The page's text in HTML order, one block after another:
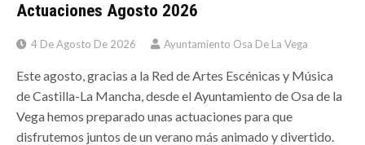
Actuaciones Agosto 2026
4 De Agosto De 2026 Ayuntamiento Osa De La Vega
Este agosto, gracias a la Red de Artes Escénicas y Música
de Castilla-La Mancha, desde el Ayuntamiento de Osa de la
Vega hemos preparado unas actuaciones para que
disfrutemos juntos de un verano más animado y divertido.